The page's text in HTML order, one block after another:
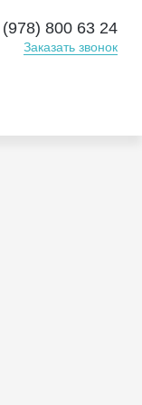
800 63 24
Заказать звонок